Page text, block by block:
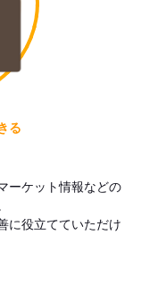
る
ーケット情報などの
に役立てていただけ